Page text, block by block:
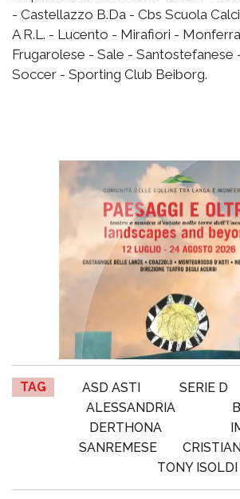
- Castellazzo B.Da - Cbs Scuola
A R.L. - Lucento - Mirafiori -
Frugarolese - Sale - Santostefanese
Soccer - Sporting Club Beiborg.
TAG ASD ASTI SERIE D
ALESSANDRIA
DERTHONA
SANREMESE
TONY ISOLDI